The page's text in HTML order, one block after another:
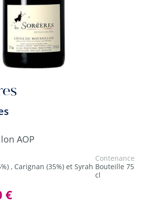
AOP
, Carignan (35%) et Syrah
Contenance
Bouteille 75
cl
€